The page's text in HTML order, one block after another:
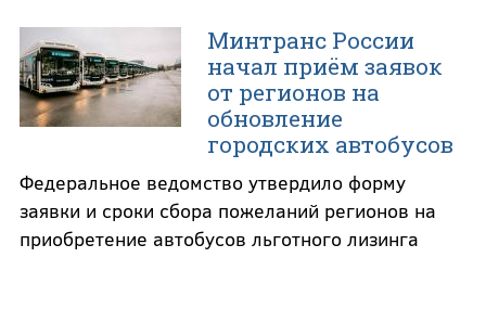
Минтранс России
начал приём заявок
от регионов на
обновление
городских автобусов
Федеральное ведомство утвердило форму
заявки и сроки сбора пожеланий регионов на
приобретение автобусов льготного лизинга